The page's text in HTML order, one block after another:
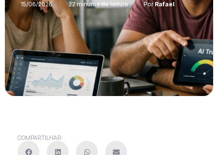
15/06/2026 22 minutos de leitura Por Rafael
COMPARTILHAR: